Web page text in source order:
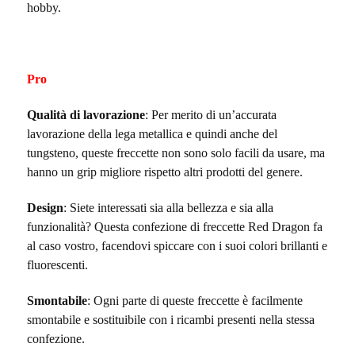
hobby.
Pro
Qualità di lavorazione: Per merito di un’accurata
lavorazione della lega metallica e quindi anche del
tungsteno, queste freccette non sono solo facili da usare, ma
hanno un grip migliore rispetto altri prodotti del genere.
Design: Siete interessati sia alla bellezza e sia alla
funzionalità? Questa confezione di freccette Red Dragon fa
al caso vostro, facendovi spiccare con i suoi colori brillanti e
fluorescenti.
Smontabile: Ogni parte di queste freccette è facilmente
smontabile e sostituibile con i ricambi presenti nella stessa
confezione.